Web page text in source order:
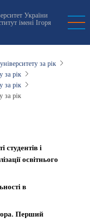
України
імені Ігоря
за рік
за рік
за рік
за рік
студентів і
освітнього
в
Перший